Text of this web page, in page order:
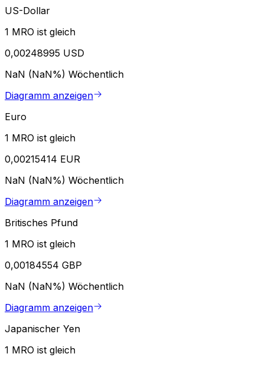
US-Dollar
1 MRO ist gleich
0,00248995 USD
NaN (NaN%) Wöchentlich
Diagramm anzeigen
Euro
1 MRO ist gleich
0,00215414 EUR
NaN (NaN%) Wöchentlich
Diagramm anzeigen
Britisches Pfund
1 MRO ist gleich
0,00184554 GBP
NaN (NaN%) Wöchentlich
Diagramm anzeigen
Japanischer Yen
1 MRO ist gleich